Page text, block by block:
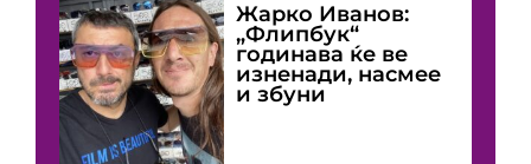
Жарко Иванов:
„Флипбук“
годинава ќе ве
изненади, насмее
и збуни